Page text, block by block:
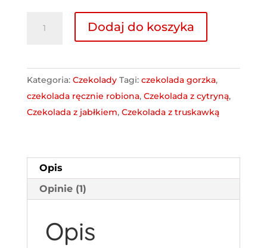
gorzka
z
truskawką,
jabłkiem
liofilizowaną
Dodaj do koszyka
Kategoria: Czekolady Tagi: czekolada gorzka,
czekolada ręcznie robiona, Czekolada z cytryną,
Czekolada z jabłkiem, Czekolada z truskawką
Opis
Opinie (1)
Opis